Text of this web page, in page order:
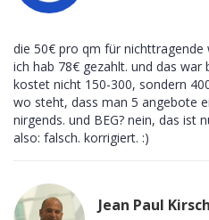
die 50€ pro qm für nichttragende
ich hab 78€ gezahlt. und das
kostet nicht 150-300, sondern
wo steht, dass man 5 angebote
nirgends. und BEG? nein, das ist
also: falsch. korrigiert. :)
Jean Paul